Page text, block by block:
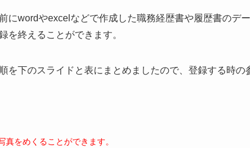
にwordやexcelなどで作成した職務経歴書や履歴書のデ
を終えることができます。
を下のスライドと表にまとめましたので、登録する時の
をめくることができます。